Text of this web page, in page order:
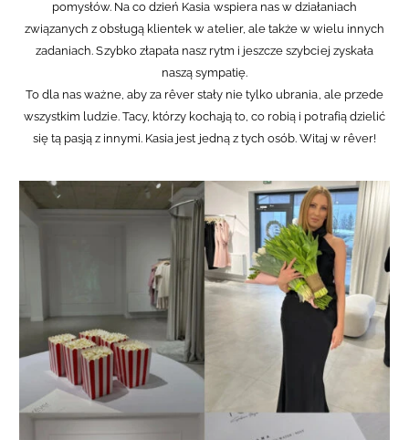
pomysłów. Na co dzień Kasia wspiera nas w działaniach
związanych z obsługą klientek w atelier, ale także w wielu innych
zadaniach. Szybko złapała nasz rytm i jeszcze szybciej zyskała
naszą sympatię.
To dla nas ważne, aby za rêver stały nie tylko ubrania, ale przede
wszystkim ludzie. Tacy, którzy kochają to, co robią i potrafią dzielić
się tą pasją z innymi. Kasia jest jedną z tych osób. Witaj w rêver!